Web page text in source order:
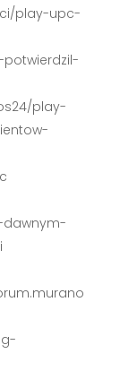
play-upc-
play-
dawnym-